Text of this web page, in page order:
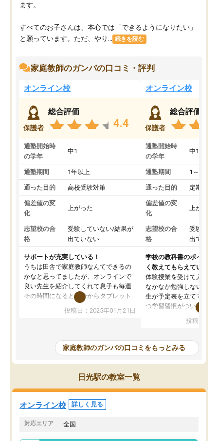
ます。
すべてのお子さんは、本心では「できるようになりたい」
と願っています。ただ、やり...
続きを読む
家庭教師のガンバの口コミ・評判
オンライン校
保護者
総合評価
4.4
通塾開始時
の学年
中1
通塾期間 1年以上
通った目的 高校受験対策
偏差値の変
化
上がった
志望校の合
格
受験していない/結果が
出ていない
サポートが充実している！
うちは田舎で家庭教師なんてできるの
かなと思ってましたが、オンラインで
良い先生を紹介してくれて息子も毎週
その時間になると自分からタブレット
を開いてzoomを繋げるようになりまし
た！5科目なんでもOKなのもとても気
めて1年ほどだった今では平均点以上の
科目が増えてきました！あと1年受験ま
であるので無料の週末教室を使用しな
がら頑張って欲しいと思います！
投稿日：2025年01月21日
オンライン校
保護者
総合評価
通塾開始時
の学年
中1
通塾期間 1～3ヵ月
通った目的 定期テス
偏差値の変
化
上がった
志望校の合
格
受験して
出ていな
学校の教科書のポイント
く教えてもらえている
体験授業を受けて入塾し
なかなか勉強しない息子
生が予定表を立ててくれ
つ学習習慣がついてきま
指導が無い日も予定表
問できるのでとても助か
投稿日：
家庭教師のガンバの口コミをもっとみる
日光駅の教室一覧
オンライン校 詳しく見る
対応エリア 全国